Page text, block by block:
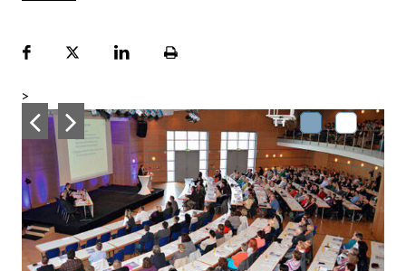
FacebookPlattformLinekdInSeite
>